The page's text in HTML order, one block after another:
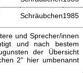
Schräubchen1985
und Sprecher/innen
und nach bestem
der Übersicht
2" hier umbenannt